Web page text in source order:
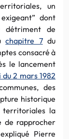
un
dont
détriment de
chapitre 7du
consacré à
le lancement
du 2 mars 1982
des
historique
territoriales la
de rapprocher
Pierre